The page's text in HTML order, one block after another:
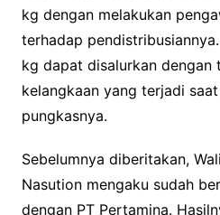
kg dengan melakukan
terhadap
kg dapat disalurkan dengan
kelangkaan yang terjadi
pungkasnya.
Sebelumnya diberitakan,
Nasution mengaku sudah
dengan PT Pertamina.